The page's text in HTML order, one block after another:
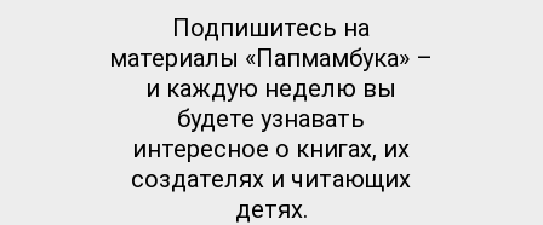
Подпишитесь на
материалы «Папмамбука» –
и каждую неделю вы
будете узнавать
интересное о книгах, их
создателях и читающих
детях.